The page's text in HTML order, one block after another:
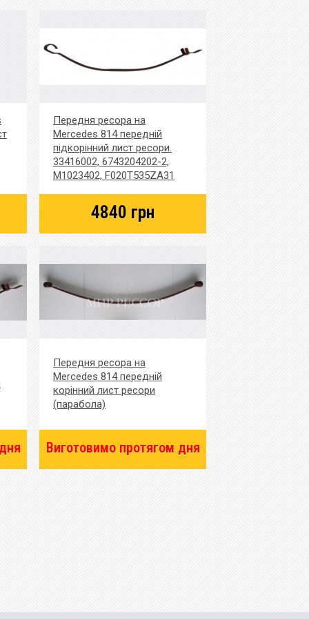
Передня ресора на
Mercedes 814 передній
підкорінний лист ресори.
33416002, 6743204202-2,
M1023402, F020T535ZA31
4840 грн
Передня ресора на
Mercedes 814 передній
корінний лист ресори
(парабола)
Виготовимо протягом дня